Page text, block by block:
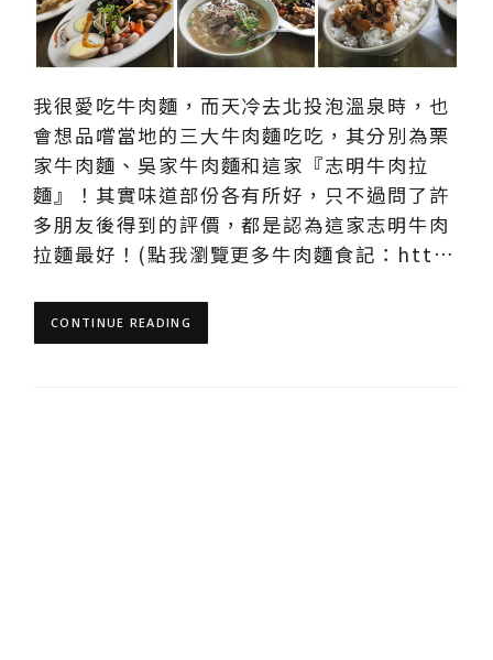
我很愛吃牛肉麵，而天冷去北投泡溫泉時，也
會想品嚐當地的三大牛肉麵吃吃，其分別為栗
家牛肉麵、吳家牛肉麵和這家『志明牛肉拉
麵』！其實味道部份各有所好，只不過問了許
多朋友後得到的評價，都是認為這家志明牛肉
拉麵最好！(點我瀏覽更多牛肉麵食記：htt…
CONTINUE READING